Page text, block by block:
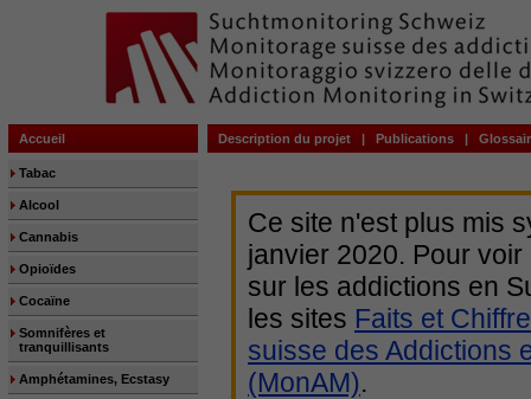
Accueil Description du projet | Publications |
Tabac
Alcool
Cannabis
Opioïdes
Cocaïne
Somnifères et
tranquillisants
Amphétamines, Ecstasy
Ce site n'est plus mis
janvier 2020. Pour
sur les addictions en
les sites Faits et
suisse des Addictions
(MonAM).